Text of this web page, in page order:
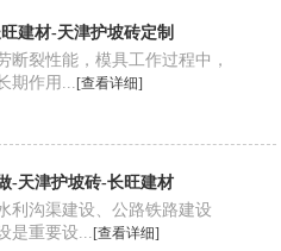
建材-天津护坡砖定制
断裂性能，模具工作过程中，
期作用...[查看详细]
-天津护坡砖-长旺建材
利沟渠建设、公路铁路建设
是重要设...[查看详细]